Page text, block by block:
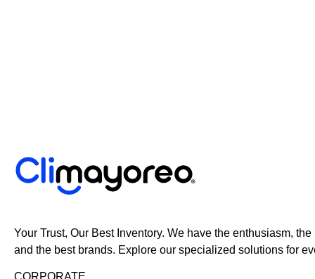
Your Trust, Our Best Inventory. We have the enthusiasm, the
and the best brands. Explore our specialized solutions for